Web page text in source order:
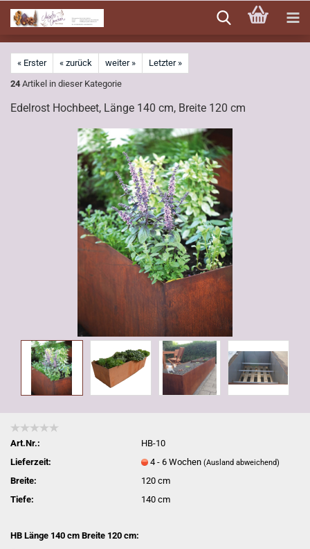
zum
Hauptinhalt
« Erster « zurück weiter »
Letzter »
24 Artikel in dieser Kategorie
Edelrost Hochbeet, Länge 140 cm, Breite 120 cm
Art.Nr.:
HB-10
Lieferzeit:
4 - 6 Wochen(Ausland abweichend)
Breite:
120 cm
Tiefe:
140 cm
HB Länge 140 cm Breite 120 cm: